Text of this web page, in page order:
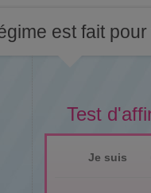
est fait
Test
Je suis